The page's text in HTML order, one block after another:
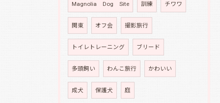
Magnolia Dog Site 訓練 チワワ
関東 オフ会 撮影旅行
トイレトレーニング ブリード
多頭飼い わんこ旅行 かわいい
成犬 保護犬 庭